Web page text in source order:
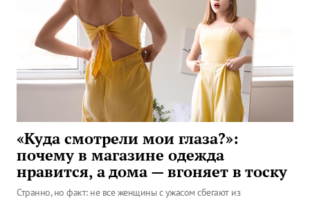
«Куда смотрели мои глаза?»:
почему в магазине одежда
нравится, а дома — вгоняет в тоску
Странно, но факт: не все женщины с ужасом сбегают из